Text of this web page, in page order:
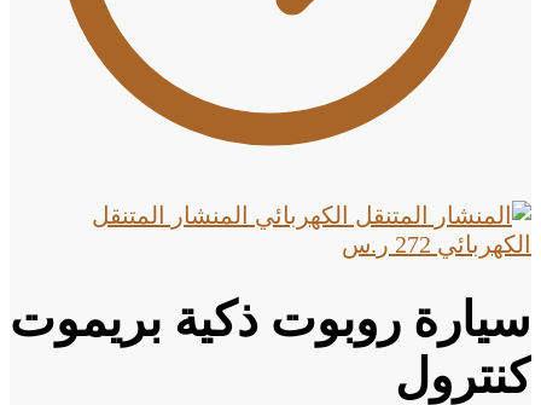
المنشار المتنقل
الكهربائي 272 ر.س
سيارة روبوت ذكية بريموت
كنترول